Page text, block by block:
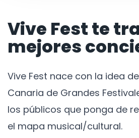
Vive Fest te
mejores
Vive Fest nace con la idea
Canaria de Grandes
los públicos que ponga de
el mapa musical/cultural.